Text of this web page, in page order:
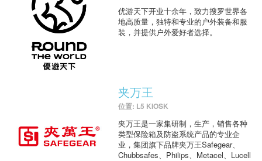
优游天下开业十余年，致力搜罗世界各
地高质量，独特和专业的户外装备和服
装，并提供户外爱好者选择。
夹万王
位置: L5 KIOSK
夹万王是一家集研制，生产，销售各种
类型保险箱及防盗系统产品的专业企
业，集团旗下品牌夹万王Safegear、
Chubbsafes、Philips、Metacel、Lucell